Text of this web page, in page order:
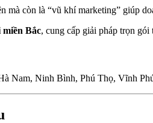
mà còn là “vũ khí marketing” giúp
miền Bắc, cung cấp giải pháp trọn
Nam, Ninh Bình, Phú Thọ, Vĩnh